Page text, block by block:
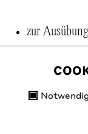
zur
Union oder
öffentlicher